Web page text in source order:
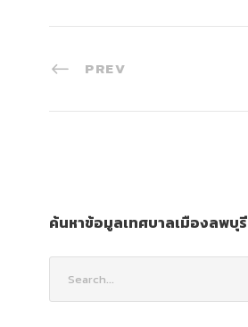
PREV
ค้นหาข้อมูลเทศบาลเมืองลพบุรี